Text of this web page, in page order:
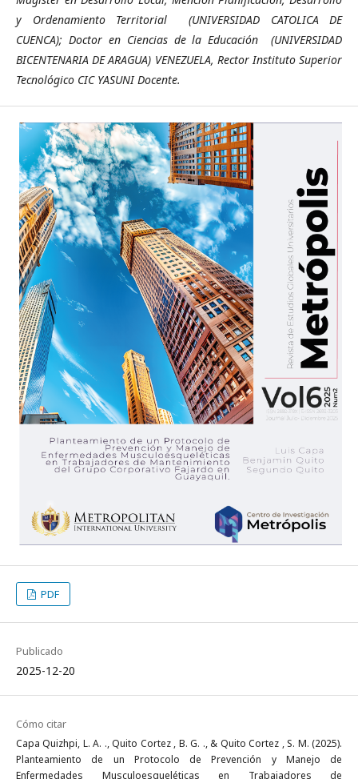
y Ordenamiento Territorial (UNIVERSIDAD CATOLICA DE
CUENCA); Doctor en Ciencias de la Educación (UNIVERSIDAD
BICENTENARIA DE ARAGUA) VENEZUELA, Rector Instituto Superior
Tecnológico CIC YASUNI Docente.
PDF
Publicado
2025-12-20
Cómo citar
Capa Quizhpi, L. A. ., Quito Cortez , B. G. ., & Quito Cortez , S. M. (2025).
Planteamiento de un Protocolo de Prevención y Manejo de
Enfermedades Musculoesqueléticas en Trabajadores de